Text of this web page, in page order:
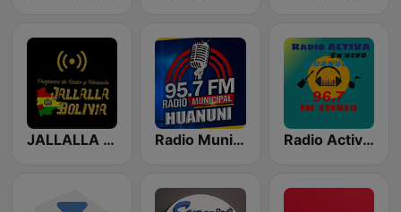
JALLALLA PRODUCCIONES Radio Municipal de Huanuni Radio Activa 96.7 FM